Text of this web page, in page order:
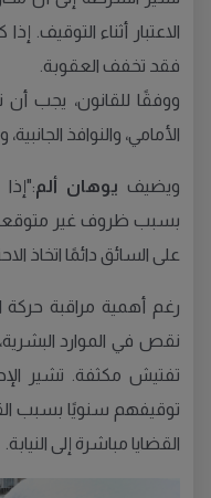
الاعتبار أثناء التوقيف.
فقد تخفف العقوبة.
ووفقًا للقانون، يجب أن
الأمامي، والنوافذ الجانبية،
ويضيف يوهان ألم
بسبب ظروف غير
على السائق دائمًا اتخاذ
رغم أهمية مراقبة حركة
نقص في الموارد
تفتيش مكثفة. تشير
توقيفهم سنويًا بسبب
القضايا مباشرة إلى النيابة.